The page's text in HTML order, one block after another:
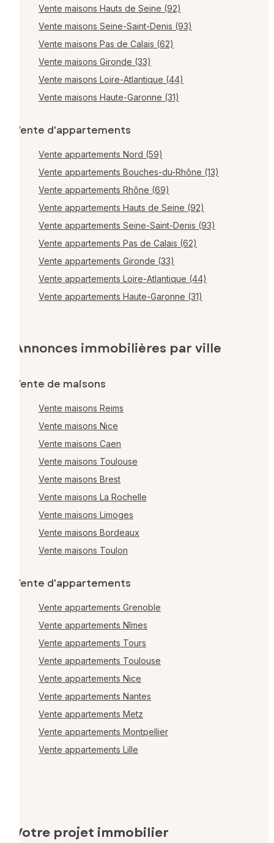
Vente maisons Hauts de Seine (92)
Vente maisons Seine-Saint-Denis (93)
Vente maisons Pas de Calais (62)
Vente maisons Gironde (33)
Vente maisons Loire-Atlantique (44)
Vente maisons Haute-Garonne (31)
Vente d'appartements
Vente appartements Nord (59)
Vente appartements Bouches-du-Rhône (13)
Vente appartements Rhône (69)
Vente appartements Hauts de Seine (92)
Vente appartements Seine-Saint-Denis (93)
Vente appartements Pas de Calais (62)
Vente appartements Gironde (33)
Vente appartements Loire-Atlantique (44)
Vente appartements Haute-Garonne (31)
Annonces immobilières par ville
Vente de maisons
Vente maisons Reims
Vente maisons Nice
Vente maisons Caen
Vente maisons Toulouse
Vente maisons Brest
Vente maisons La Rochelle
Vente maisons Limoges
Vente maisons Bordeaux
Vente maisons Toulon
Vente d'appartements
Vente appartements Grenoble
Vente appartements Nîmes
Vente appartements Tours
Vente appartements Toulouse
Vente appartements Nice
Vente appartements Nantes
Vente appartements Metz
Vente appartements Montpellier
Vente appartements Lille
Votre projet immobilier